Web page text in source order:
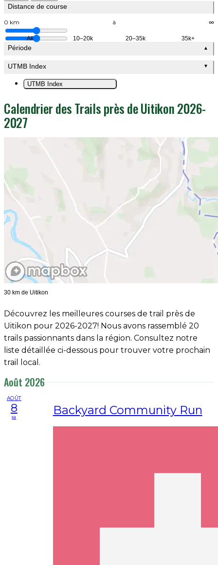
Distance de course
0 km à ∞
All 10–20k 20–35k 35k+
Période ▲
UTMB Index ▼
UTMB Index
Calendrier des Trails près de Uitikon 2026-
2027
30 km de Uitikon
Découvrez les meilleures courses de trail près de
Uitikon pour 2026-2027! Nous avons rassemblé 20
trails passionnants dans la région. Consultez notre
liste détaillée ci-dessous pour trouver votre prochain
trail local.
Août 2026
AOÛT
8
sa Backyard Community Run